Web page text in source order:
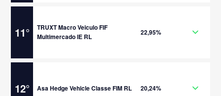
11°
TRUXT Macro Veiculo FIF
Multimercado IE RL
22,95%
12° Asa Hedge Vehicle Classe FIM RL 20,24%